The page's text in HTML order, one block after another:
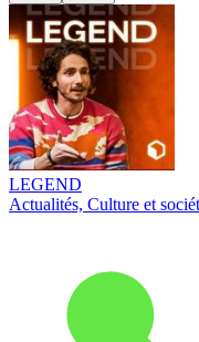
LEGEND
Actualités, Culture et